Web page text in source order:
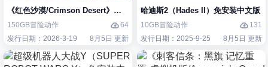
《红色沙漠/Crimson Desert》免安装中文版
150GB冒险动作
64
发行日期：2026-3-19
8月5日 更新
哈迪斯2（Hades II）免安装中文版
10GB冒险动作
131
发行日期：2025-9-25
8月5日 更新